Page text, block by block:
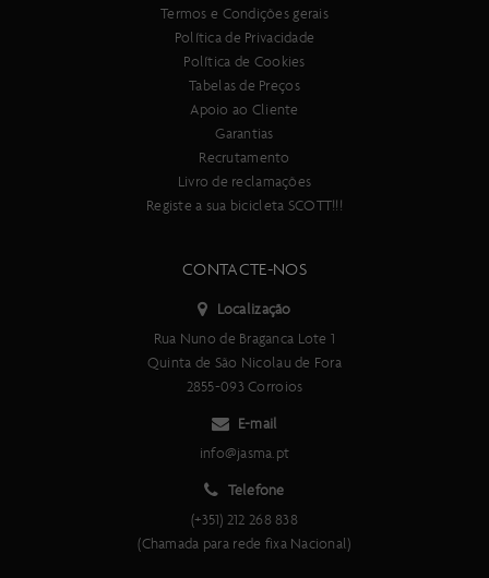
Termos e Condições gerais
Política de Privacidade
Política de Cookies
Tabelas de Preços
Apoio ao Cliente
Garantias
Recrutamento
Livro de reclamações
Registe a sua bicicleta SCOTT!!!
CONTACTE-NOS
Localização
Rua Nuno de Braganca Lote 1
Quinta de São Nicolau de Fora
2855-093 Corroios
E-mail
info@jasma.pt
Telefone
(+351) 212 268 838
(Chamada para rede fixa Nacional)